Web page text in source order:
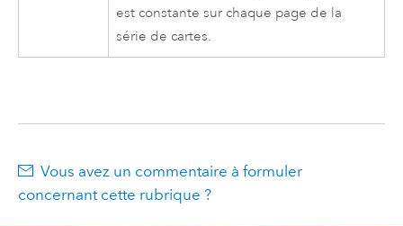
est constante sur chaque page de la
série de cartes.
Vous avez un commentaire à formuler
concernant cette rubrique ?